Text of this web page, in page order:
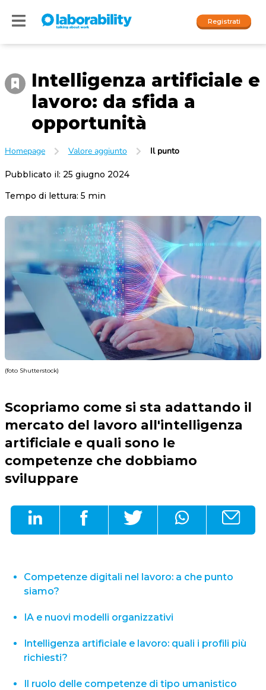
Registrati
I nostri social
Accedi
People
Company
Intelligenza artificiale e
lavoro: da sfida a
opportunità
Homepage Valore aggiunto Il punto
Pubblicato il: 25 giugno 2024
Tempo di lettura: 5 min
(foto Shutterstock)
Scopriamo come si sta adattando il
mercato del lavoro all'intelligenza
artificiale e quali sono le
competenze che dobbiamo
sviluppare
Competenze digitali nel lavoro: a che punto
siamo?
IA e nuovi modelli organizzativi
Intelligenza artificiale e lavoro: quali i profili più
richiesti?
Il ruolo delle competenze di tipo umanistico